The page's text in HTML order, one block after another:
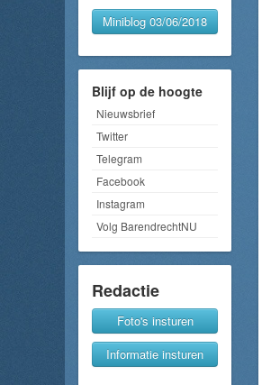
Miniblog 03/06/2018
Blijf op de hoogte
Nieuwsbrief
Twitter
Telegram
Facebook
Instagram
Volg BarendrechtNU
Redactie
Foto's insturen
Informatie insturen